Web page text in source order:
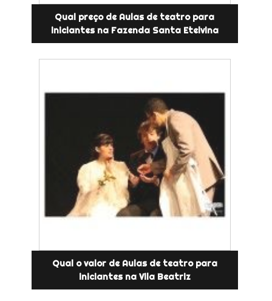
Qual preço de Aulas de teatro para
iniciantes na Fazenda Santa Etelvina
Qual o valor de Aulas de teatro para
iniciantes na Vila Beatriz